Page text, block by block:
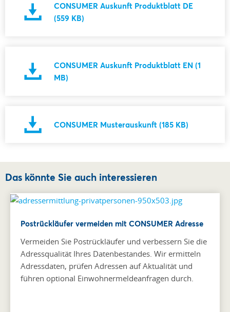
CONSUMER Auskunft Produktblatt DE
(559 KB)
CONSUMER Auskunft Produktblatt EN (1
MB)
CONSUMER Musterauskunft (185 KB)
Das könnte Sie auch interessieren
Postrückläufer vermeiden mit CONSUMER Adresse
Vermeiden Sie Postrückläufer und verbessern Sie die
Adressqualität Ihres Datenbestandes. Wir ermitteln
Adressdaten, prüfen Adressen auf Aktualität und
führen optional Einwohnermeldeanfragen durch.